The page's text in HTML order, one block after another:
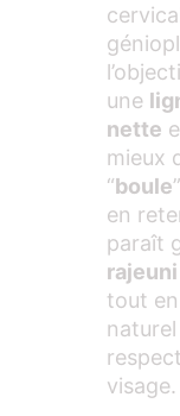
une
nette
mieux
“boule
en
paraît
rajeuni
tout
visage.